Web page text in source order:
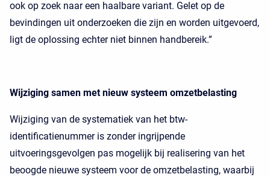
ook op zoek naar een haalbare variant. Gelet op de
bevindingen uit onderzoeken die zijn en worden uitgevoerd,
ligt de oplossing echter niet binnen handbereik.”
Wijziging samen met nieuw systeem omzetbelasting
Wijziging van de systematiek van het btw-
identificatienummer is zonder ingrijpende
uitvoeringsgevolgen pas mogelijk bij realisering van het
beoogde nieuwe systeem voor de omzetbelasting, waarbij